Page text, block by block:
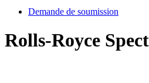
Demande de soumission
Rolls-Royce